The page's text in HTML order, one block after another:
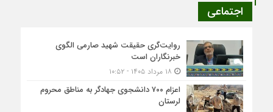
اجتماعی
روایت‌گری حقیقت شهید صارمی الگوی
خبرنگاران است
اعزام ۷۰۰ دانشجوی جهادگر به مناطق محروم
لرستان